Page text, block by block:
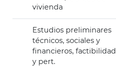
vivienda
Estudios preliminares
técnicos, sociales y
financieros, factibilidad
y pert.